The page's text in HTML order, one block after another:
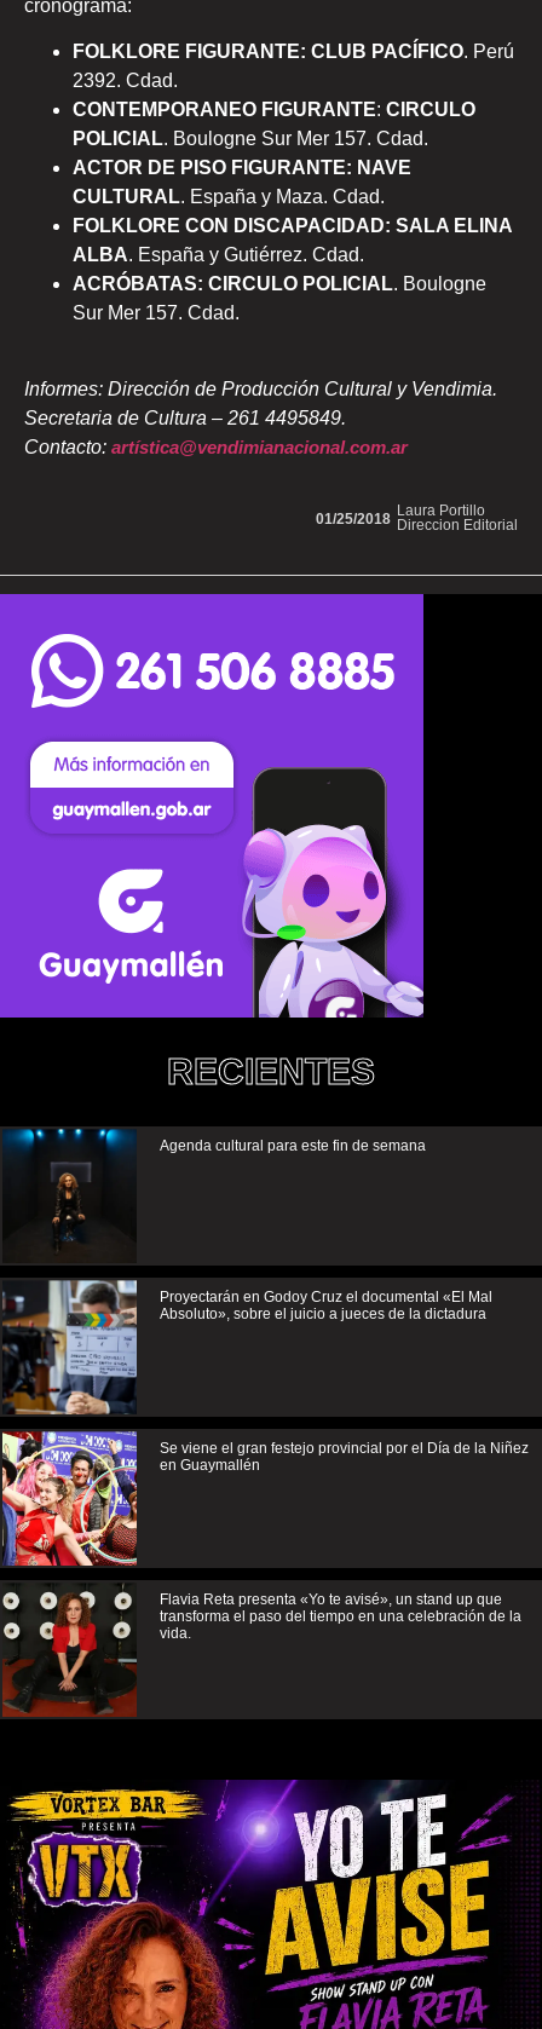
cronograma:
FOLKLORE FIGURANTE: CLUB PACÍFICO. Perú
2392. Cdad.
CONTEMPORANEO FIGURANTE: CIRCULO
POLICIAL. Boulogne Sur Mer 157. Cdad.
ACTOR DE PISO FIGURANTE: NAVE
CULTURAL. España y Maza. Cdad.
FOLKLORE CON DISCAPACIDAD: SALA ELINA
ALBA. España y Gutiérrez. Cdad.
ACRÓBATAS: CIRCULO POLICIAL. Boulogne
Sur Mer 157. Cdad.
Informes: Dirección de Producción Cultural y Vendimia.
Secretaria de Cultura – 261 4495849.
Contacto: artística@vendimianacional.com.ar
Laura Portillo
Direccion Editorial
01/25/2018
RECIENTES
Agenda cultural para este fin de semana
Proyectarán en Godoy Cruz el documental «El Mal
Absoluto», sobre el juicio a jueces de la dictadura
Se viene el gran festejo provincial por el Día de la Niñez
en Guaymallén
Flavia Reta presenta «Yo te avisé», un stand up que
transforma el paso del tiempo en una celebración de la
vida.